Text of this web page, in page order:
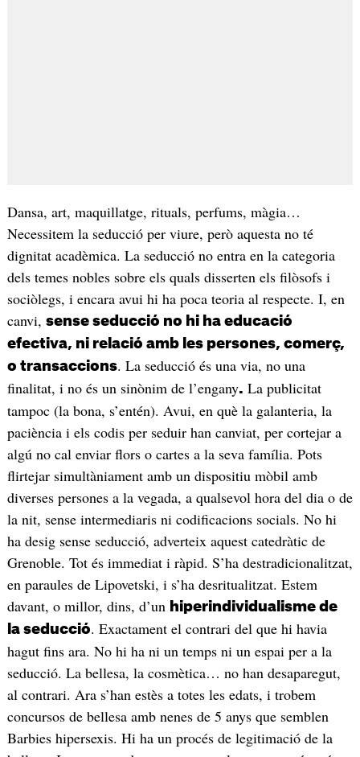
Dansa, art, maquillatge, rituals, perfums, màgia…
Necessitem la seducció per viure, però aquesta no té
dignitat acadèmica. La seducció no entra en la categoria
dels temes nobles sobre els quals disserten els filòsofs i
sociòlegs, i encara avui hi ha poca teoria al respecte. I, en
canvi, sense seducció no hi ha educació
efectiva, ni relació amb les persones, comerç,
o transaccions. La seducció és una via, no una
finalitat, i no és un sinònim de l’engany. La publicitat
tampoc (la bona, s’entén). Avui, en què la galanteria, la
paciència i els codis per seduir han canviat, per cortejar a
algú no cal enviar flors o cartes a la seva família. Pots
flirtejar simultàniament amb un dispositiu mòbil amb
diverses persones a la vegada, a qualsevol hora del dia o de
la nit, sense intermediaris ni codificacions socials. No hi
ha desig sense seducció, adverteix aquest catedràtic de
Grenoble. Tot és immediat i ràpid. S’ha destradicionalitzat,
en paraules de Lipovetski, i s’ha desritualitzat. Estem
davant, o millor, dins, d’un hiperindividualisme de
la seducció. Exactament el contrari del que hi havia
hagut fins ara. No hi ha ni un temps ni un espai per a la
seducció. La bellesa, la cosmètica… no han desaparegut,
al contrari. Ara s’han estès a totes les edats, i trobem
concursos de bellesa amb nenes de 5 anys que semblen
Barbies hipersexis. Hi ha un procés de legitimació de la